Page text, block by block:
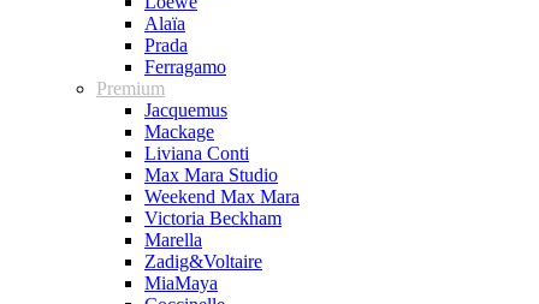
Alaïa
Prada
Ferragamo
Premium
Jacquemus
Mackage
Liviana Conti
Max Mara Studio
Weekend Max Mara
Victoria Beckham
Marella
Zadig&Voltaire
MiaMaya